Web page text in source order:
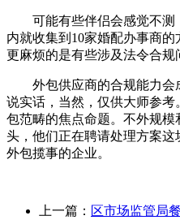
可能有些伴侣会感觉不测
内就收集到10家婚配办事商的
更麻烦的是有些涉及法令合规
外包供应商的合规能力会
说实话，当然，仅供大师参
包范畴的焦点命题。不外规
头，他们正在聘请处理方案
外包揽事的企业。
上一篇： 区市场监管局